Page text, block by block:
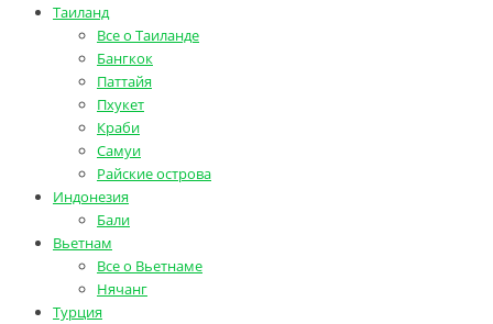
Таиланд
Все о Таиланде
Бангкок
Паттайя
Пхукет
Краби
Самуи
Райские острова
Индонезия
Бали
Вьетнам
Все о Вьетнаме
Нячанг
Турция